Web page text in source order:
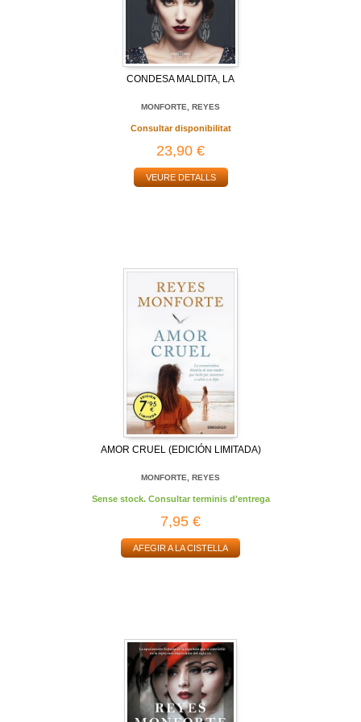
CONDESA MALDITA, LA
MONFORTE, REYES
Consultar disponibilitat
23,90 €
VEURE DETALLS
AMOR CRUEL (EDICIÓN LIMITADA)
MONFORTE, REYES
Sense stock. Consultar terminis d'entrega
7,95 €
AFEGIR A LA CISTELLA